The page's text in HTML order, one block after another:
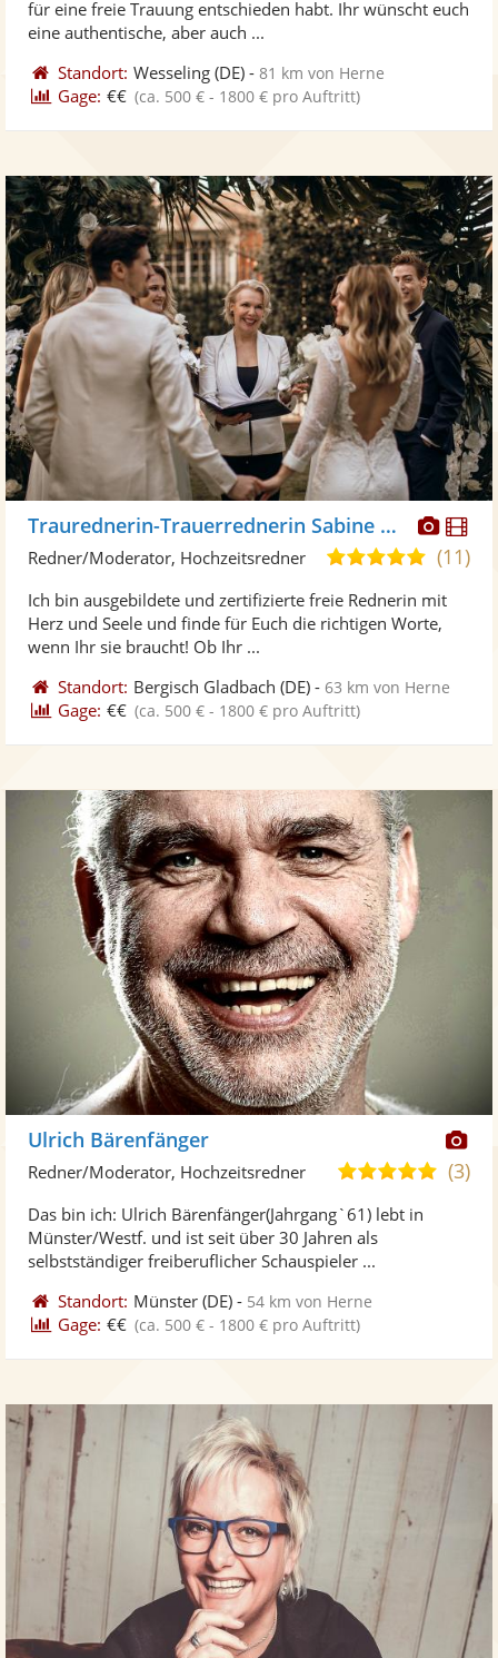
für eine freie Trauung entschieden habt. Ihr wünscht euch
eine authentische, aber auch ...
Standort: Wesseling (DE) -81 km von Herne
Gage: €€ (ca. 500 € - 1800 € pro Auftritt)
Fotos
Traurednerin-Trauerrednerin Sabine Heil
5,0
5
Sternen
(11)
Redner/Moderator, Hochzeitsredner
Ich bin ausgebildete und zertifizierte freie Rednerin mit
Herz und Seele und finde für Euch die richtigen Worte,
wenn Ihr sie braucht! Ob Ihr ...
Standort: Bergisch Gladbach (DE) -63 km von Herne
Gage: €€ (ca. 500 € - 1800 € pro Auftritt)
Ulrich Bärenfänger
4,8(3)
Redner/Moderator, Hochzeitsredner
Das bin ich: Ulrich Bärenfänger(Jahrgang`61) lebt in
Münster/Westf. und ist seit über 30 Jahren als
selbstständiger freiberuflicher Schauspieler ...
Standort: Münster (DE) - 54 km von Herne
Gage: €€ (ca. 500 € - 1800 € pro Auftritt)